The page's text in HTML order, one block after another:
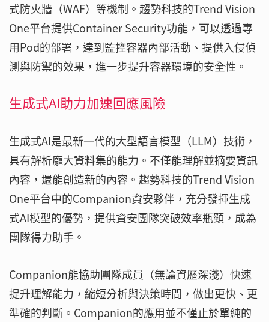
式防火牆（WAF）等機制。趨勢科技的Trend Vision
One平台提供Container Security功能，可以透過專
用Pod的部署，達到監控容器內部活動、提供入侵偵
測與防禦的效果，進一步提升容器環境的安全性。
生成式AI助力加速回應風險
生成式AI是最新一代的大型語言模型（LLM）技術，
具有解析龐大資料集的能力。不僅能理解並摘要資訊
內容，還能創造新的內容。趨勢科技的Trend Vision
One平台中的Companion資安夥伴，充分發揮生成
式AI模型的優勢，提供資安團隊突破效率瓶頸，成為
團隊得力助手。
Companion能協助團隊成員（無論資歷深淺）快速
提升理解能力，縮短分析與決策時間，做出更快、更
準確的判斷。Companion的應用並不僅止於單純的